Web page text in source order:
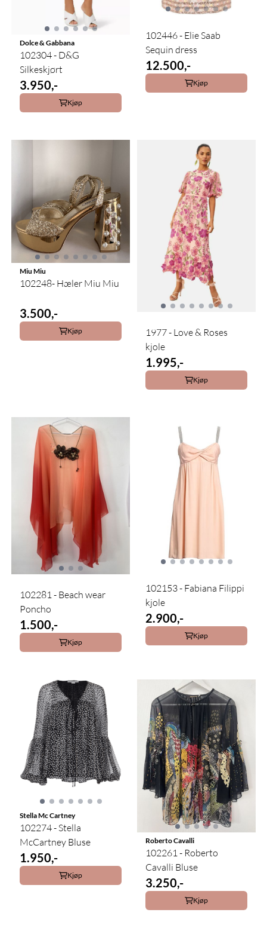
Dolce & Gabbana
102304 - D&G
Silkeskjørt
3.950,-
Kjøp
102446 - Elie Saab
Sequin dress
12.500,-
Kjøp
Miu Miu
102248- Hæler Miu Miu
3.500,-
Kjøp
1977 - Love & Roses
kjole
1.995,-
Kjøp
102281 - Beach wear
Poncho
1.500,-
Kjøp
102153 - Fabiana Filippi
kjole
2.900,-
Kjøp
Stella Mc Cartney
102274 - Stella
McCartney Bluse
1.950,-
Kjøp
Roberto Cavalli
102261 - Roberto
Cavalli Bluse
3.250,-
Kjøp